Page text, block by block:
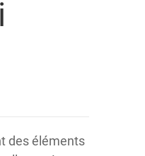
des éléments